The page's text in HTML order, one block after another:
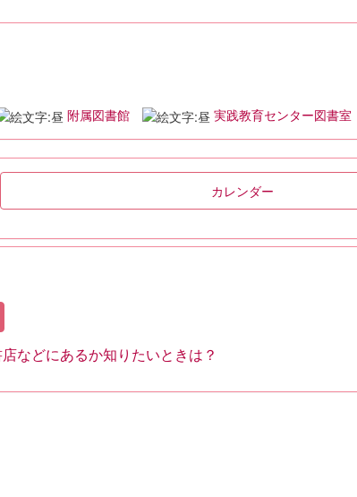
附属図書館 実践教育センター図書室
カレンダー
などにあるか知りたいときは？